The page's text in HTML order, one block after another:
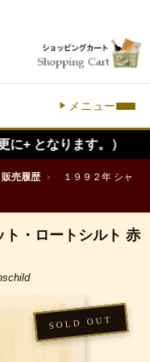
メニュー
す。）
販売履歴 ›
１９９２年 シャ
ト・ロートシルト 赤